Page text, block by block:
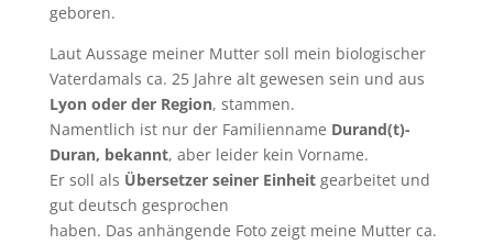
geboren.
Laut Aussage meiner Mutter soll mein biologischer
Vaterdamals ca. 25 Jahre alt gewesen sein und aus
Lyon oder der Region, stammen.
Namentlich ist nur der Familienname Durand(t)-
Duran, bekannt, aber leider kein Vorname.
Er soll als Übersetzer seiner Einheitgearbeitet und
gut deutsch gesprochen
haben. Das anhängende Foto zeigt meine Mutter ca.